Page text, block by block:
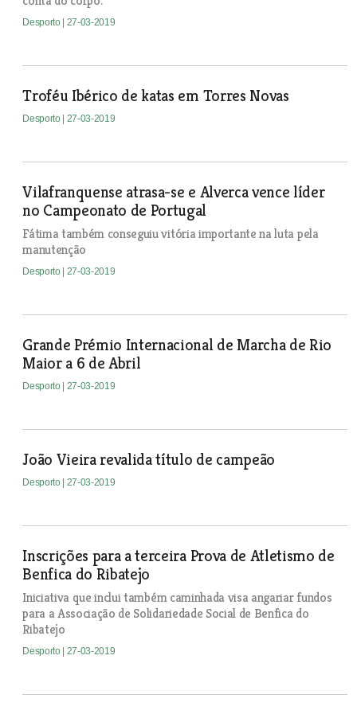
Desporto | 27-03-2019
Troféu Ibérico de katas em Torres Novas
Desporto | 27-03-2019
Vilafranquense atrasa-se e Alverca vence líder
no Campeonato de Portugal
Fátima também conseguiu vitória importante na luta pela
manutenção
Desporto | 27-03-2019
Grande Prémio Internacional de Marcha de Rio
Maior a 6 de Abril
Desporto | 27-03-2019
João Vieira revalida título de campeão
Desporto | 27-03-2019
Inscrições para a terceira Prova de Atletismo de
Benfica do Ribatejo
Iniciativa que inclui também caminhada visa angariar fundos
para a Associação de Solidariedade Social de Benfica do
Ribatejo
Desporto | 27-03-2019